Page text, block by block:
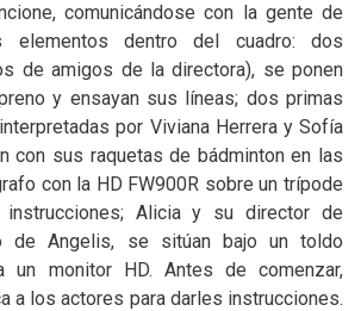
comunicándose con la gente de
elementos dentro del cuadro: dos
de amigos de la directora), se ponen
y ensayan sus líneas; dos primas
por Viviana Herrera y Sofía
con sus raquetas de bádminton en las
con la HD FW900R sobre un trípode
instrucciones; Alicia y su director de
de Angelis, se sitúan bajo un toldo
un monitor HD. Antes de comenzar,
a los actores para darles instrucciones.